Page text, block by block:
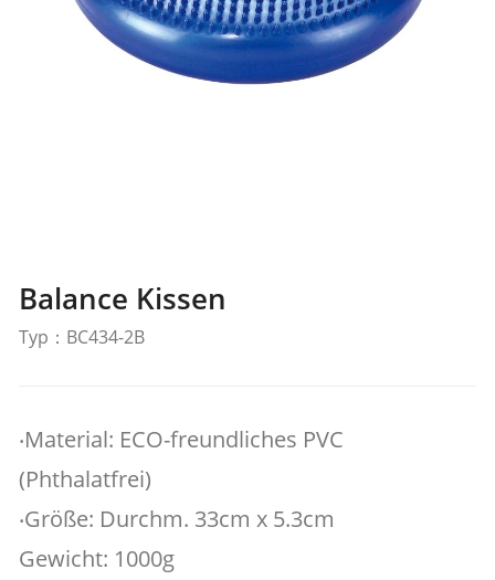
Balance Kissen
Typ：BC434-2B
‧Material: ECO-freundliches PVC
(Phthalatfrei)
‧Größe: Durchm. 33cm x 5.3cm
Gewicht: 1000g